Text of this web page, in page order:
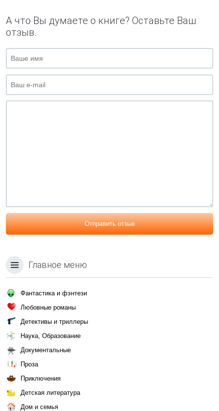
А что Вы думаете о книге? Оставьте Ваш
отзыв.
Отправить отзыв
Главное меню
Фантастика и фэнтези
Любовные романы
Детективы и триллеры
Наука, Образование
Документальные
Проза
Приключения
Детская литература
Дом и семья